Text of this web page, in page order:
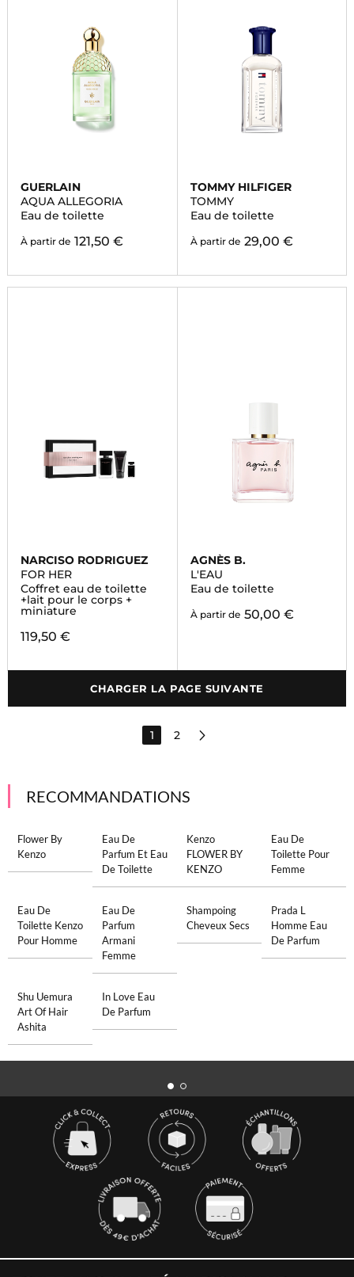
GUERLAIN
AQUA ALLEGORIA
Eau de toilette
À partir de 121,50 €
TOMMY HILFIGER
TOMMY
Eau de toilette
À partir de 29,00 €
NARCISO RODRIGUEZ
FOR HER
Coffret eau de toilette
+lait pour le corps +
miniature
119,50 €
AGNÈS B.
L'EAU
Eau de toilette
À partir de 50,00 €
CHARGER LA PAGE SUIVANTE
1 2
RECOMMANDATIONS
Flower By
Kenzo
Eau De
Parfum Et Eau
De Toilette
Kenzo
FLOWER BY
KENZO
Eau De
Toilette Pour
Femme
Eau De
Toilette Kenzo
Pour Homme
Eau De
Parfum
Armani
Femme
Shampoing
Cheveux Secs
Prada L
Homme Eau
De Parfum
Shu Uemura
Art Of Hair
Ashita
In Love Eau
De Parfum